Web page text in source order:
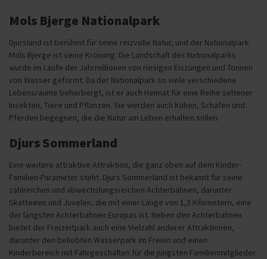
Mols Bjerge Nationalpark
Djursland ist berühmt für seine reizvolle Natur, und der Nationalpark
Mols Bjerge ist seine Krönung. Die Landschaft des Nationalparks
wurde im Laufe der Jahrmillionen von riesigen Eiszungen und Tonnen
von Wasser geformt. Da der Nationalpark so viele verschiedene
Lebensräume beherbergt, ist er auch Heimat für eine Reihe seltener
Insekten, Tiere und Pflanzen. Sie werden auch Kühen, Schafen und
Pferden begegnen, die die Natur am Leben erhalten sollen.
Djurs Sommerland
Eine weitere attraktive Attraktion, die ganz oben auf dem Kinder-
Familien-Parameter steht. Djurs Sommerland ist bekannt für seine
zahlreichen und abwechslungsreichen Achterbahnen, darunter
Skatteøen und Juvelen, die mit einer Länge von 1,3 Kilometern, eine
der längsten Achterbahnen Europas ist. Neben den Achterbahnen
bietet der Freizeitpark auch eine Vielzahl anderer Attraktionen,
darunter den beliebten Wasserpark im Freien und einen
Kinderbereich mit Fahrgeschäften für die jüngsten Familienmitglieder.